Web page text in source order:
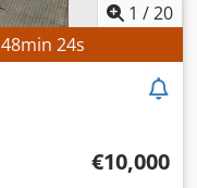
1 /20
48min 21s
€10,000